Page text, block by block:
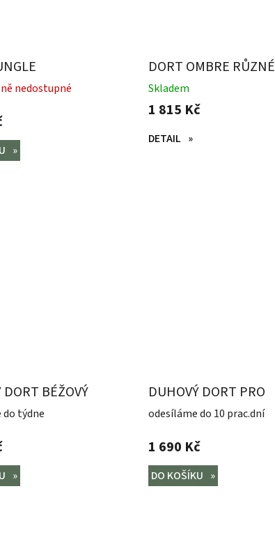
nedostupné
DORT OMBRE RŮZNÉ
BARVY
Skladem
1 815 Kč
DETAIL
DORT BÉŽOVÝ
do týdne
DUHOVÝ DORT PRO
HOLKY
odesíláme do 10 prac.dní
1 690 Kč
DO KOŠÍKU